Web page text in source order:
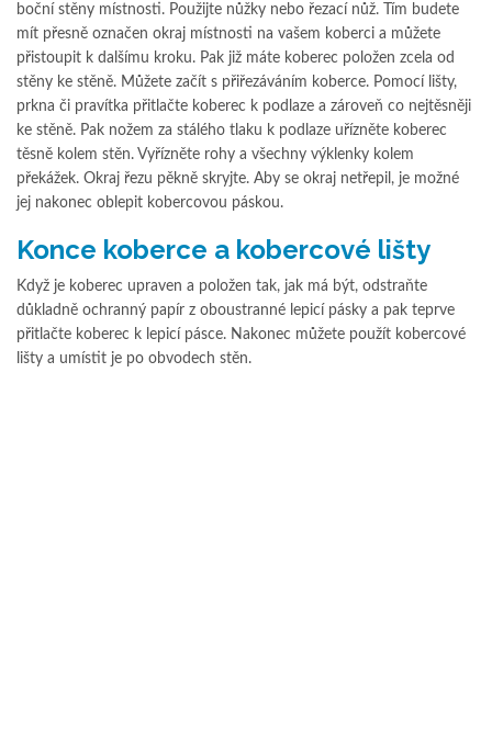
boční stěny místnosti. Použijte nůžky nebo řezací nůž. Tím budete
mít přesně označen okraj místnosti na vašem koberci a můžete
přistoupit k dalšímu kroku. Pak již máte koberec položen zcela od
stěny ke stěně. Můžete začít s přiřezáváním koberce. Pomocí lišty,
prkna či pravítka přitlačte koberec k podlaze a zároveň co nejtěsněji
ke stěně. Pak nožem za stálého tlaku k podlaze uřízněte koberec
těsně kolem stěn. Vyřízněte rohy a všechny výklenky kolem
překážek. Okraj řezu pěkně skryjte. Aby se okraj netřepil, je možné
jej nakonec oblepit kobercovou páskou.
Konce koberce a kobercové lišty
Když je koberec upraven a položen tak, jak má být, odstraňte
důkladně ochranný papír z oboustranné lepicí pásky a pak teprve
přitlačte koberec k lepicí pásce. Nakonec můžete použít kobercové
lišty a umístit je po obvodech stěn.